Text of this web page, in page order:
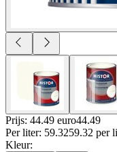
Prijs: 44.49 euro44.49
Per liter: 59.3259.32 per
Kleur: